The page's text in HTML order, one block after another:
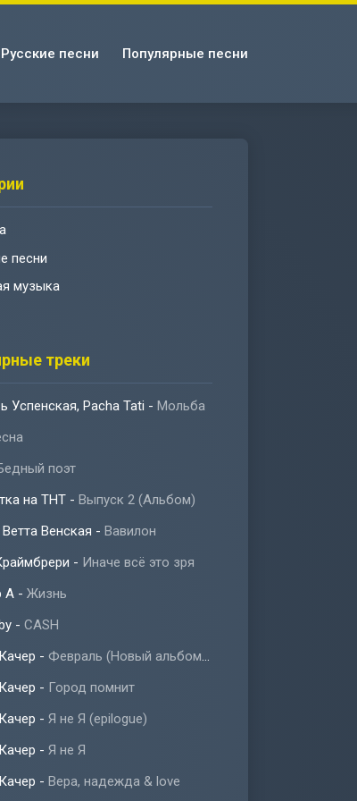
Русские песни Популярные песни
песни
музыка
треки
Успенская, Pacha Tati - Мольба
поэт
на ТНТ - Выпуск 2 (Альбом)
Ветта Венская - Вавилон
- Иначе всё это зря
А - Жизнь
- CASH
- Февраль (Новый альбом 2023)
- Город помнит
- Я не Я (epilogue)
- Я не Я
- Вера, надежда & love